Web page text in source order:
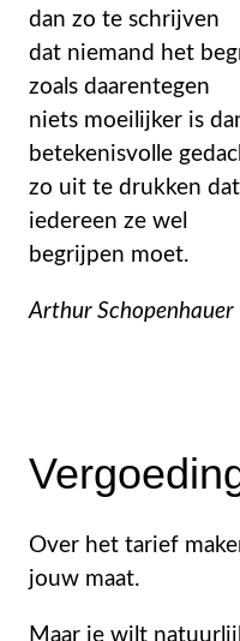
dan zo te schrijven
dat niemand het
zoals daarentegen
niets moeilijker is
betekenisvolle
zo uit te drukken dat
iedereen ze wel
begrijpen moet.
Arthur Schopenhauer
Over het tarief
jouw maat.
Maar je wilt